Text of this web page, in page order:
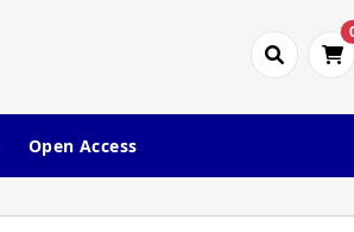
Open Access